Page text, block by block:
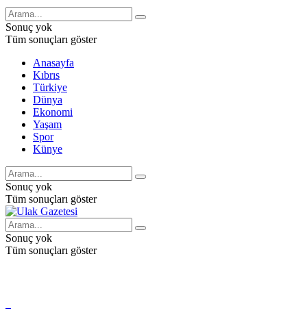
Sonuç yok
Tüm sonuçları göster
Anasayfa
Kıbrıs
Türkiye
Dünya
Ekonomi
Yaşam
Spor
Künye
Sonuç yok
Tüm sonuçları göster
Sonuç yok
Tüm sonuçları göster